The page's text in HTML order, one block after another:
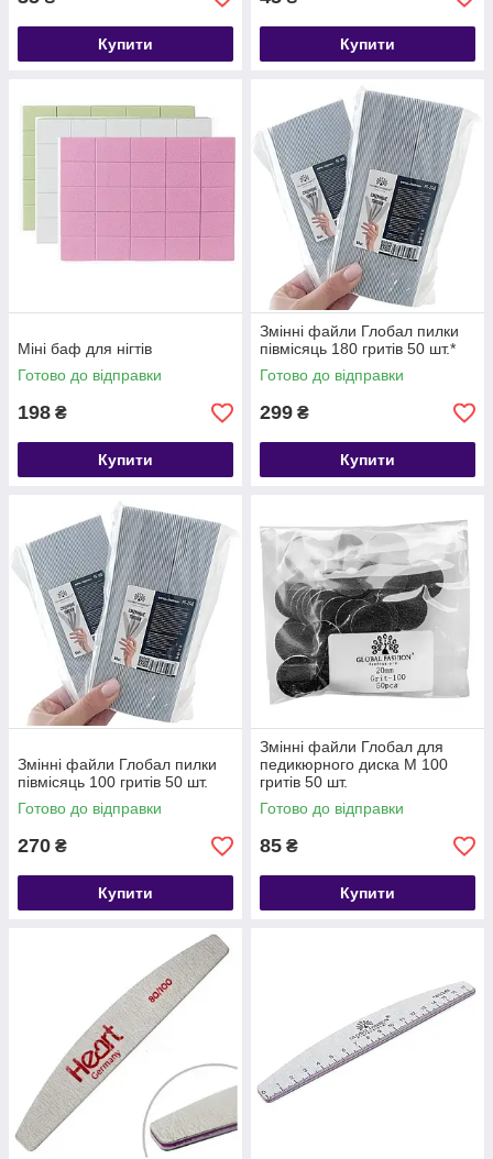
Купити Купити
Міні баф для нігтів
Готово до відправки
198 ₴
Купити
Змінні файли Глобал пилки
півмісяць 180 гритів 50 шт.*
Готово до відправки
299 ₴
Купити
Змінні файли Глобал пилки
півмісяць 100 гритів 50 шт.
Готово до відправки
270 ₴
Купити
Змінні файли Глобал для
педикюрного диска M 100
гритів 50 шт.
Готово до відправки
85 ₴
Купити